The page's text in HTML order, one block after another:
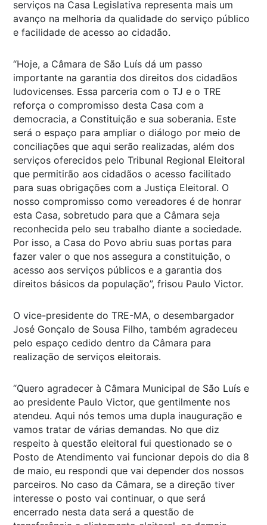
serviços na Casa Legislativa representa mais um
avanço na melhoria da qualidade do serviço público
e facilidade de acesso ao cidadão.
“Hoje, a Câmara de São Luís dá um passo
importante na garantia dos direitos dos cidadãos
ludovicenses. Essa parceria com o TJ e o TRE
reforça o compromisso desta Casa com a
democracia, a Constituição e sua soberania. Este
será o espaço para ampliar o diálogo por meio de
conciliações que aqui serão realizadas, além dos
serviços oferecidos pelo Tribunal Regional Eleitoral
que permitirão aos cidadãos o acesso facilitado
para suas obrigações com a Justiça Eleitoral. O
nosso compromisso como vereadores é de honrar
esta Casa, sobretudo para que a Câmara seja
reconhecida pelo seu trabalho diante a sociedade.
Por isso, a Casa do Povo abriu suas portas para
fazer valer o que nos assegura a constituição, o
acesso aos serviços públicos e a garantia dos
direitos básicos da população”, frisou Paulo Victor.
O vice-presidente do TRE-MA, o desembargador
José Gonçalo de Sousa Filho, também agradeceu
pelo espaço cedido dentro da Câmara para
realização de serviços eleitorais.
“Quero agradecer à Câmara Municipal de São Luís e
ao presidente Paulo Victor, que gentilmente nos
atendeu. Aqui nós temos uma dupla inauguração e
vamos tratar de várias demandas. No que diz
respeito à questão eleitoral fui questionado se o
Posto de Atendimento vai funcionar depois do dia 8
de maio, eu respondi que vai depender dos nossos
parceiros. No caso da Câmara, se a direção tiver
interesse o posto vai continuar, o que será
encerrado nesta data será a questão de